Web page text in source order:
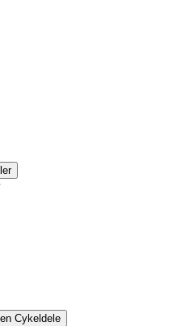
Cykeldele